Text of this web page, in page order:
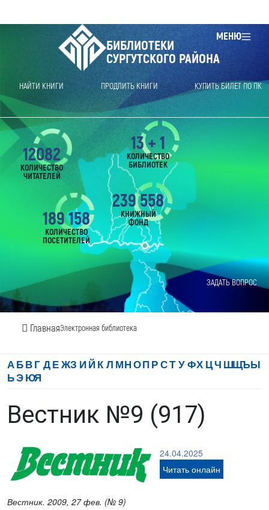
МЕНЮ
БИБЛИОТЕКИ
СУРГУТСКОГО РАЙОНА
НАЙТИ КНИГИ ПРОДЛИТЬ КНИГИ КУПИТЬ БИЛЕТ ПО ПК
ЗАДАТЬ ВОПРОС
ГлавнаяЭлектронная библиотека
12082
КОЛИЧЕСТВО
ЧИТАТЕЛЕЙ
189 158
КОЛИЧЕСТВО
ПОСЕТИТЕЛЕЙ
239 558
КНИЖНЫЙ
ФОНД
13 + 1
КОЛИЧЕСТВО
БИБЛИОТЕК
АБВГ ДЕЖЗ И Й К Л МНОП РСТ УФХ ЦЧ ШЩЪЫ
ЬЭЮЯ
Вестник №9 (917)
24.04.2025
Читать онлайн
Вестник. 2009, 27 фев. (№ 9)